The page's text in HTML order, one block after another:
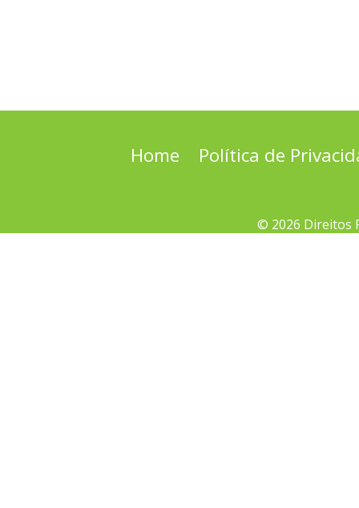
Home Política de
© 2026 Direitos